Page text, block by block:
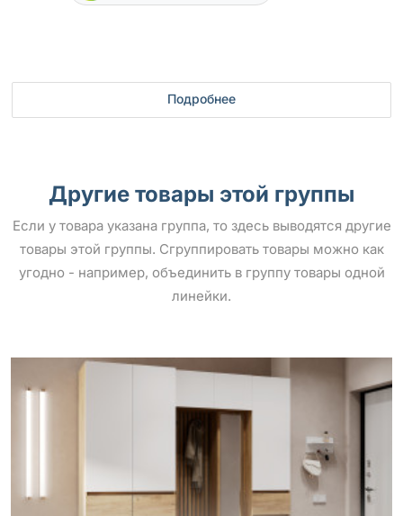
Подробнее
Другие товары этой группы
Если у товара указана группа, то здесь выводятся другие
товары этой группы. Сгруппировать товары можно как
угодно - например, объединить в группу товары одной
линейки.